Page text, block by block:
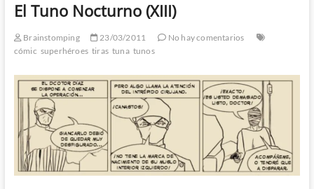
El Tuno Nocturno (XIII)
Brainstomping 23/03/2011
No hay comentarios
cómic superhéroes tiras tuna tunos